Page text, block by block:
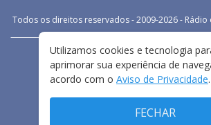
Todos os direitos reservados - 2009-2026- Rádio
FALE CONOSCO
TERMOS E CONDIÇÕES DE USO
Utilizamos cookies e tecnologia
aprimorar sua experiência de
acordo com o Aviso de Privacidade.
FECHAR